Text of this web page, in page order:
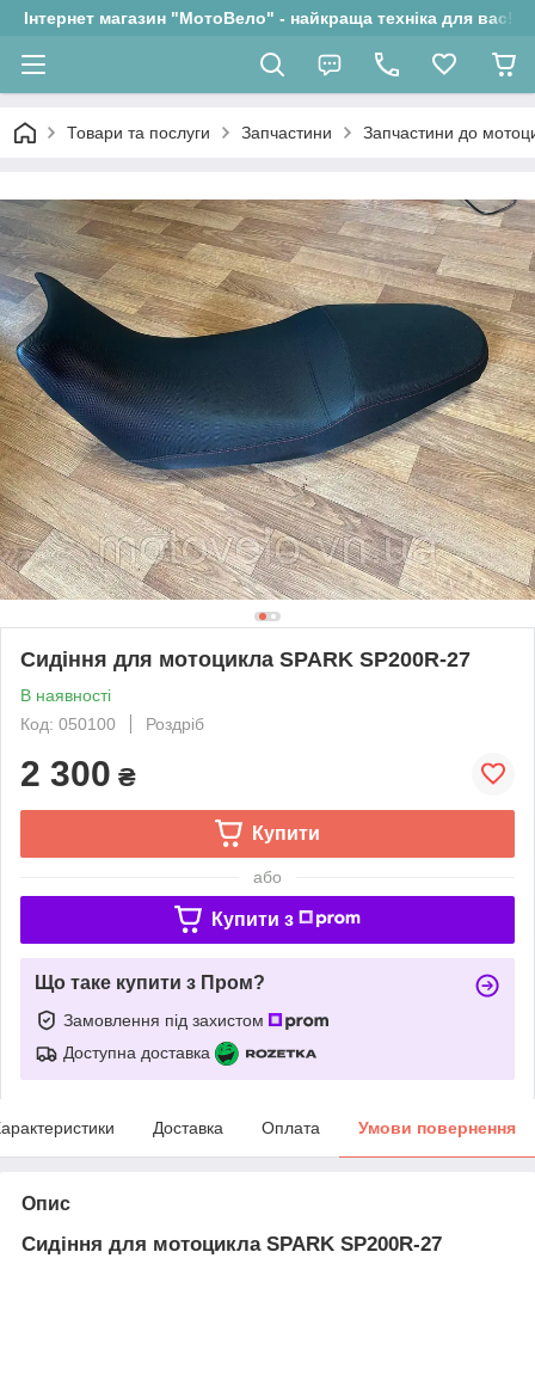
Інтернет магазин "МотоВело" - найкраща техніка для вас!
Товари та послуги Запчастини Запчастини до
Сидіння для мотоцикла SPARK SP200R-27
В наявності
Код: 050100
Роздріб
2 300 ₴
Купити
або
Купити з
Що таке купити з Пром?
Замовлення під захистом
Доступна доставка
Доставка Оплата Умови повернення
Опис
Сидіння для мотоцикла SPARK SP200R-27